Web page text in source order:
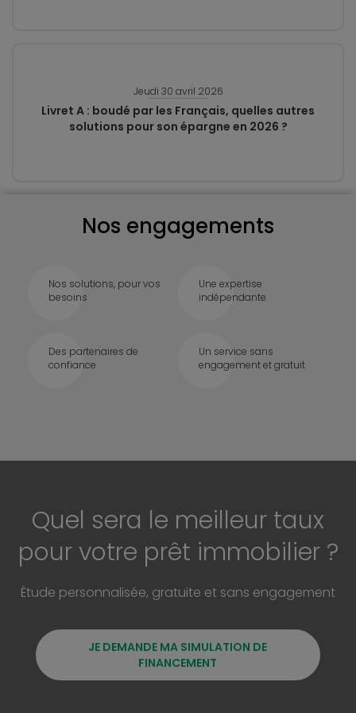
Jeudi 30 avril 2026
Livret A : boudé par les Français, quelles autres
solutions pour son épargne en 2026 ?
Nos engagements
Nos solutions, pour vos
besoins
Une expertise
indépendante
Des partenaires de
confiance
Un service sans
engagement et gratuit
Quel sera le meilleur taux
pour votre prêt immobilier ?
Étude personnalisée, gratuite et sans engagement
JE DEMANDE MA SIMULATION DE
FINANCEMENT